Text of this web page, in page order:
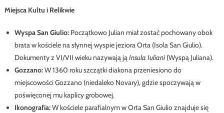
Miejsca Kultu i Relikwie
Wyspa San Giulio:Początkowo Julian miał zostać pochowany obok
brata w kościele na słynnej wyspie jeziora Orta (Isola San Giulio).
Dokumenty z VI/VII wieku nazywają jąInsula Iuliani(Wyspą Juliana).
Gozzano:W 1360 roku szczątki diakona przeniesiono do
miejscowości Gozzano (niedaleko Novary), gdzie spoczywają w
poświęconej mu kaplicy grobowej.
Ikonografia:W kościele parafialnym w Orta San Giulio znajduje się